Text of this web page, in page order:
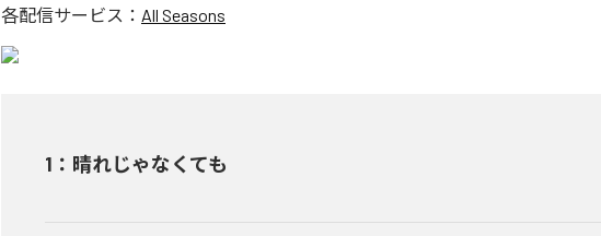
各配信サービス： All Seasons
1 ： 晴れじゃなくても